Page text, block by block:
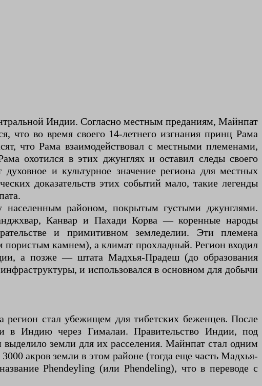
Индии. Согласно местным преданиям, Майнпат
во время своего 14-летнего изгнания принц Рама
что Рама взаимодействовал с местными племенами,
охотился в этих джунглях и оставил следы своего
и культурное значение региона для местных
доказательств этих событий мало, такие легенды
районом, покрытым густыми джунглями.
Канвар и Пахади Корва — коренные народы
и примитивном земледелии. Эти племена
пористым камнем), а климат прохладный. Регион входил
а позже — штата Мадхья-Прадеш (до образования
и использовался в основном для добычи
регион стал убежищем для тибетских беженцев. После
в Индию через Гималаи. Правительство Индии, под
земли для их расселения. Майнпат стал одним
акров земли в этом районе (тогда еще часть Мадхья-
Phendeyling (или Phendeling), что в переводе с